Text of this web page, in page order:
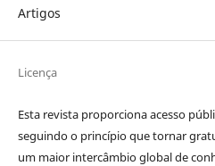
Artigos
Licença
Esta revista proporciona acesso
seguindo o princípio que tornar
um maior intercâmbio global de